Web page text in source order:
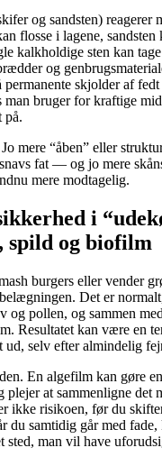
og sandsten) reagerer
flosse i lagene, sandsten
kalkholdige sten kan
og
permanente skjolder af
bruger for kraftige
på.
Jo mere “åben” eller
fat — og jo mere
mere modtagelig.
i
spild og biofilm
burgers eller vender
Det er
og pollen, og sammen
Resultatet kan være en
ud, selv efter almindelig
En algefilm kan gøre
plejer at sammenligne det
ikke risikoen, før du
du samtidig går med
sted, man vil have